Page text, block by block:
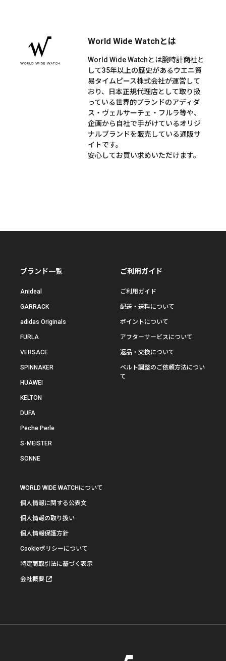
World Wide Watchとは
World Wide Watchとは腕時計商社と
して35年以上の歴史があるウエニ貿
易タイムピース株式会社が運営して
おり、日本正規代理店として取り扱
っている世界的ブランドのアディダ
ス・ヴェルサーチェ・フルラ等や、
企画から自社で手がけているオリジ
ナルブランドを販売している通販サ
イトです。
安心してお買い求めいただけます。
ブランド一覧
Anideal
GARRACK
adidas Originals
FURLA
VERSACE
SPINNAKER
HUAWEI
KELTON
DUFA
Peche Perle
S-MEISTER
SONNE
ご利用ガイド
ご利用ガイド
配送・送料について
ポイントについて
アフターサービスについて
返品・交換について
ベルト調整のご依頼方法につい
て
WORLD WIDE WATCHについて
個人情報に関する公表文
個人情報の取り扱い
個人情報保護方針
Cookieポリシーについて
特定商取引法に基づく表示
会社概要